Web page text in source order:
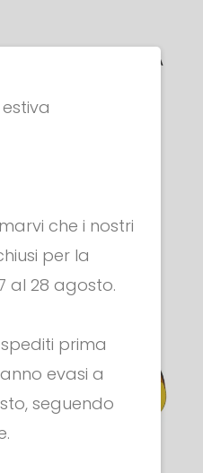
COCCIA RUSSIA
che i nostri
per la
al 28 agosto.
prima
evasi a
seguendo